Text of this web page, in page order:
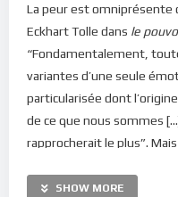
La peur est omniprésente
Eckhart Tolle dans le
“Fondamentalement,
variantes d’une seule
particularisée dont
de ce que nous sommes
rapprocherait le plus”.
plutôt d’un Esprit de
SHOW MORE